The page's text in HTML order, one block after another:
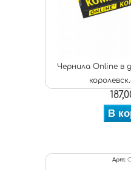
Чернила Online в
В
Арт: